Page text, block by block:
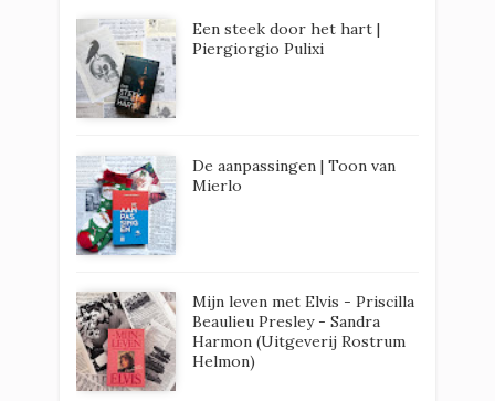
Een steek door het hart |
Piergiorgio Pulixi
De aanpassingen | Toon van
Mierlo
Mijn leven met Elvis - Priscilla
Beaulieu Presley - Sandra
Harmon (Uitgeverij Rostrum
Helmon)